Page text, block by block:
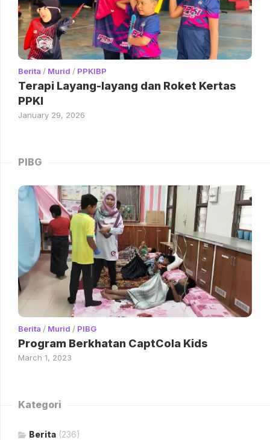
Berita / Murid / PPKIBP
Terapi Layang-layang dan Roket Kertas
PPKI
January 29, 2026
PIBG
Berita / Murid / PIBG
Program Berkhatan CaptCola Kids
March 1, 2023
Kategori
Berita (236)